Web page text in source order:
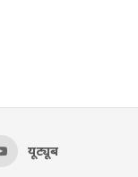
यूट्यूब